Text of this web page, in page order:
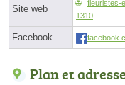
Site web
fleuristes-
1310
Facebook
Plan et adresse